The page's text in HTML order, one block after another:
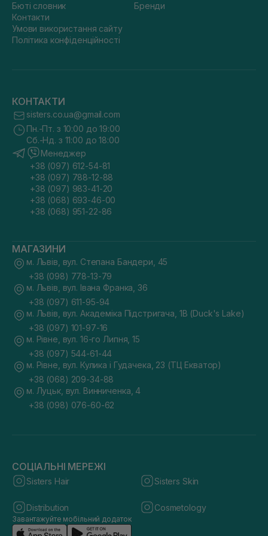
Бюті словник
Контакти
Умови використання сайту
Політика конфіденційності
Бренди
КОНТАКТИ
sisters.co.ua@gmail.com
Пн.-Пт. з 10:00 до 19:00
Сб.-Нд. з 11:00 до 18:00
Менеджер
+38 (097) 612-54-81
+38 (097) 788-12-88
+38 (097) 983-41-20
+38 (068) 693-46-00
+38 (068) 951-22-86
МАГАЗИНИ
м. Львів, вул. Степана Бандери, 45
+38 (098) 778-13-79
м. Львів, вул. Івана Франка, 36
+38 (097) 611-95-94
м. Львів, вул. Академіка Підстригача, 1В (Duck's Lake)
+38 (097) 101-97-16
м. Рівне, вул. 16-го Липня, 15
+38 (097) 544-61-44
м. Рівне, вул. Кулика і Гудачека, 23 (ТЦ Екватор)
+38 (068) 209-34-88
м. Луцьк, вул. Винниченка, 4
+38 (098) 076-60-62
СОЦІАЛЬНІ МЕРЕЖІ
Sisters Hair Sisters Skin
Distribution Cosmetology
Завантажуйте мобільний додаток